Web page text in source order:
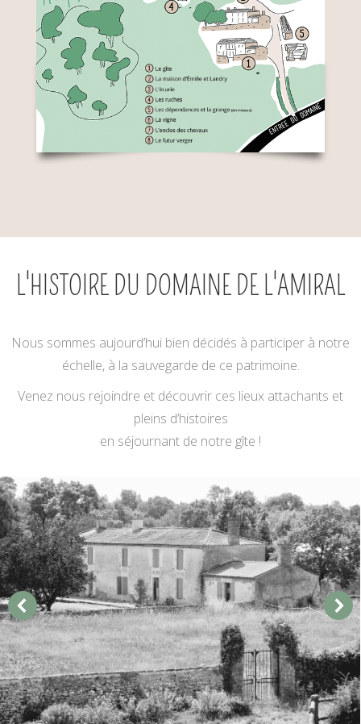
L'HISTOIRE DU DOMAINE DE L'AMIRAL
Nous sommes aujourd’hui bien décidés à participer à notre
échelle, à la sauvegarde de ce patrimoine.
Venez nous rejoindre et découvrir ces lieux attachants et
pleins d’histoires
en séjournant de notre gîte !